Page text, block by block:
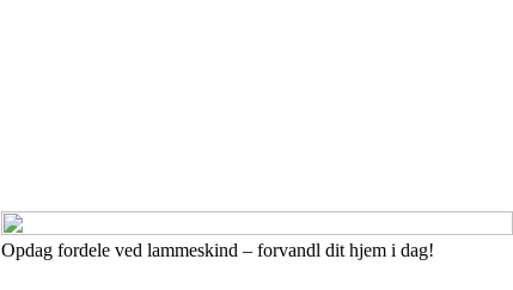
Opdag fordele ved lammeskind – forvandl dit hjem i dag!